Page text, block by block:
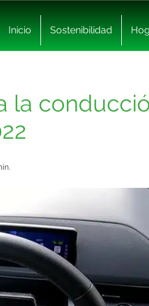
Inicio Sostenibilidad
la